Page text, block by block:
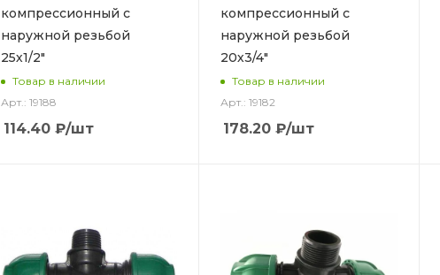
компрессионный с
наружной резьбой
25х1/2"
Товар в наличии
Арт.: 19188
114.40 ₽/шт
компрессионный с
наружной резьбой
20х3/4"
Товар в наличии
Арт.: 19182
178.20 ₽/шт